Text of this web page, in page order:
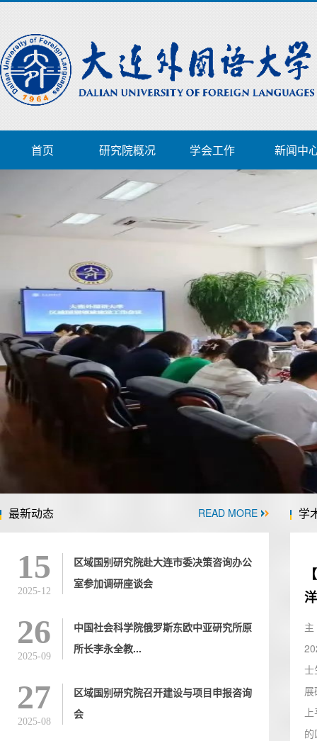
首页 研究院概况 学会工作 新闻中
最新动态 READ MORE
15
2025-12
区域国别研究院赴大连市委决策咨询办公
室参加调研座谈会
26
2025-09
中国社会科学院俄罗斯东欧中亚研究所原
所长李永全教...
27
2025-08
区域国别研究院召开建设与项目申报咨询
会
学
士